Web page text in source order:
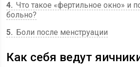
4 Что такое «фертильное окно» и
больно?
5
Боли после менструации
Как себя ведут